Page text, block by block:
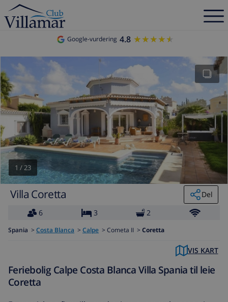
Google-vurdering 4.8 ★★★★★
★★★★★
1 /23
Villa Coretta
Del
6
3 2
Spania > Costa Blanca > Calpe > Cometa II > Coretta
VIS KART
Feriebolig Calpe Costa Blanca Villa Spania til leie
Coretta